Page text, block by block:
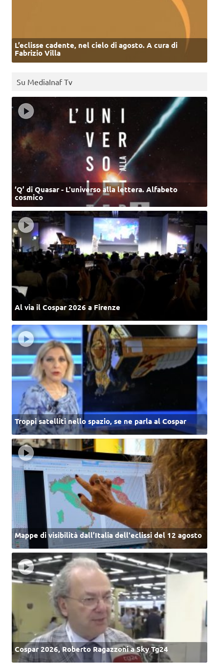
L’eclisse cadente, nel cielo di agosto. A cura di
Fabrizio Villa
Su MediaInaf Tv
‘Q’ di Quasar - L'universo alla lettera. Alfabeto
cosmico
Al via il Cospar 2026 a Firenze
Troppi satelliti nello spazio, se ne parla al Cospar
Mappe di visibilità dall’Italia dell'eclissi del 12 agosto
Cospar 2026, Roberto Ragazzoni a Sky Tg24